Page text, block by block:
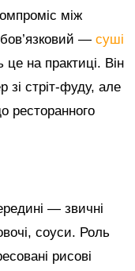
між
— суші
на практиці. Він
зі стріт-фуду, але
ресторанного
— звичні
соуси. Роль
рисові